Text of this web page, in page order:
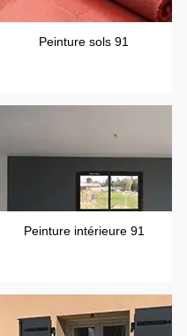
Peinture sols 91
Peinture intérieure 91